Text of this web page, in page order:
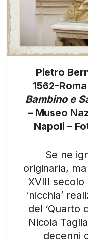
Pietro
1562-
Bambino e
– Museo
Napoli –
Se ne
originaria,
XVIII secolo
‘nicchia’
del ‘Quarto
Nicola
decenni